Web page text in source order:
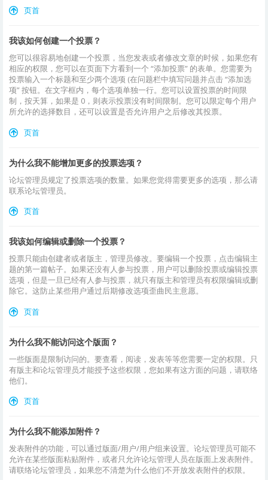
页首
我该如何创建一个投票？
您可以很容易地创建一个投票，当您发表或者修改文章的时候，如果您有
相应的权限，您可以在页面下方看到一个 “添加投票” 的表单。您需要为
投票输入一个标题和至少两个选项 (在问题栏中填写问题并点击 “添加选
项” 按钮。在文字框内，每个选项单独一行。您可以设置投票的时间限
制，按天算，如果是 0，则表示投票没有时间限制。您可以限定每个用户
所允许的选择数目，还可以设置是否允许用户之后修改其投票。
页首
为什么我不能增加更多的投票选项？
论坛管理员规定了投票选项的数量。如果您觉得需要更多的选项，那么请
联系论坛管理员。
页首
我该如何编辑或删除一个投票？
投票只能由创建者或者版主，管理员修改。要编辑一个投票，点击编辑主
题的第一篇帖子。如果还没有人参与投票，用户可以删除投票或编辑投票
选项，但是一旦已经有人参与投票，就只有版主和管理员有权限编辑或删
除它。这防止某些用户通过后期修改选项歪曲民主意愿。
页首
为什么我不能访问这个版面？
一些版面是限制访问的。要查看，阅读，发表等等您需要一定的权限。只
有版主和论坛管理员才能授予这些权限，您如果有这方面的问题，请联络
他们。
页首
为什么我不能添加附件？
发表附件的功能，可以通过版面/用户/用户组来设置。论坛管理员可能不
允许在某些版面粘贴附件，或者只允许论坛管理人员在版面上发表附件。
请联络论坛管理员，如果您不清楚为什么他们不开放发表附件的权限。